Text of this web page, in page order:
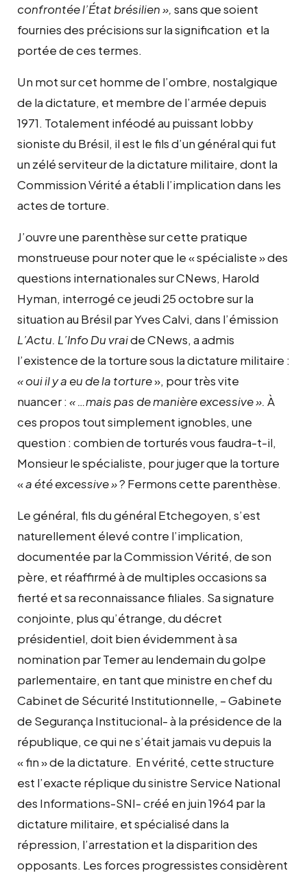
confrontée l’État brésilien », sans que soient
fournies des précisions sur la signification et la
portée de ces termes.
Un mot sur cet homme de l’ombre, nostalgique
de la dictature, et membre de l’armée depuis
1971. Totalement inféodé au puissant lobby
sioniste du Brésil, il est le fils d’un général qui fut
un zélé serviteur de la dictature militaire, dont la
Commission Vérité a établi l’implication dans les
actes de torture.
J’ouvre une parenthèse sur cette pratique
monstrueuse pour noter que le « spécialiste » des
questions internationales sur CNews, Harold
Hyman, interrogé ce jeudi 25 octobre sur la
situation au Brésil par Yves Calvi, dans l’émission
L’Actu. L’Info Du vraide CNews, a admis
l’existence de la torture sous la dictature militaire :
« oui il y a eu de la torture», pour très vite
nuancer : « …mais pas de manière excessive ». À
ces propos tout simplement ignobles, une
question : combien de torturés vous faudra-t-il,
Monsieur le spécialiste, pour juger que la torture
«a été excessive »? Fermons cette parenthèse.
Le général, fils du général Etchegoyen, s’est
naturellement élevé contre l’implication,
documentée par la Commission Vérité, de son
père, et réaffirmé à de multiples occasions sa
fierté et sa reconnaissance filiales. Sa signature
conjointe, plus qu’étrange, du décret
présidentiel, doit bien évidemment à sa
nomination par Temer au lendemain du golpe
parlementaire, en tant que ministre en chef du
Cabinet de Sécurité Institutionnelle, – Gabinete
de Segurança Institucional- à la présidence de la
république, ce qui ne s’était jamais vu depuis la
« fin » de la dictature. En vérité, cette structure
est l’exacte réplique du sinistre Service National
des Informations-SNI- créé en juin 1964 par la
dictature militaire, et spécialisé dans la
répression, l’arrestation et la disparition des
opposants. Les forces progressistes considèrent